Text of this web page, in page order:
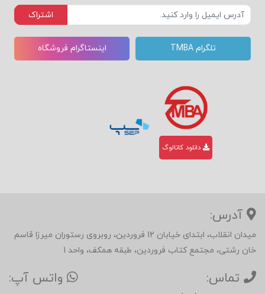
اشتراک
تلگرام TMBA اینستاگرام فروشگاه
دانلود کاتالوگ
آدرس:
میدان انقلاب، ابتدای خیابان 12 فروردین، روبروی رستوران میرزا قاسم
خان رشتی، مجتمع کتاب فروردین، طبقه همکف، واحد 1
تماس: واتس آپ: